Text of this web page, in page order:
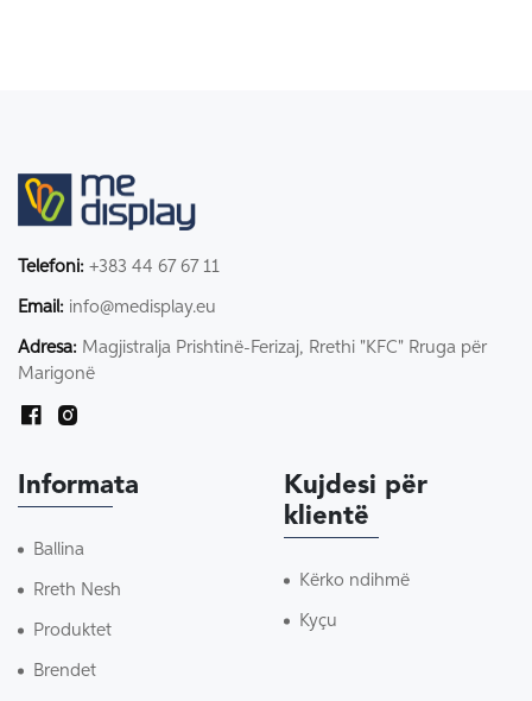
Telefoni: +383 44 67 67 11
Email: info@medisplay.eu
Adresa: Magjistralja Prishtinë-Ferizaj, Rrethi "KFC" Rruga për
Marigonë
Informata
Ballina
Rreth Nesh
Produktet
Brendet
Kujdesi për
klientë
Kërko ndihmë
Kyçu